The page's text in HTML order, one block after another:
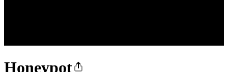
Honeypot